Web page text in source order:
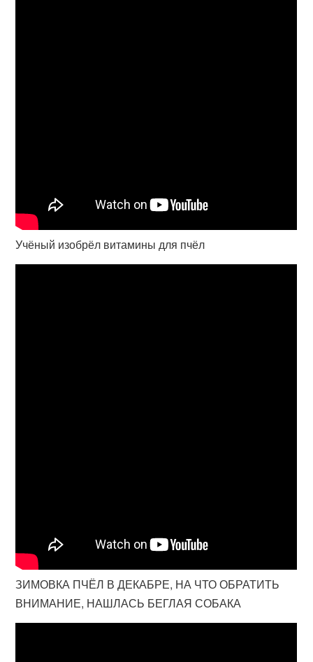
Учёный изобрёл витамины для пчёл
ЗИМОВКА ПЧЁЛ В ДЕКАБРЕ, НА ЧТО ОБРАТИТЬ
ВНИМАНИЕ, НАШЛАСЬ БЕГЛАЯ СОБАКА